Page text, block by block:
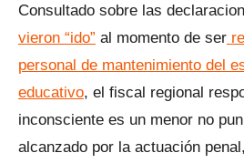
Consultado sobre las
vieron “ido” al momento de ser
personal de mantenimiento del
educativo, el fiscal regional
inconsciente es un menor no
alcanzado por la actuación